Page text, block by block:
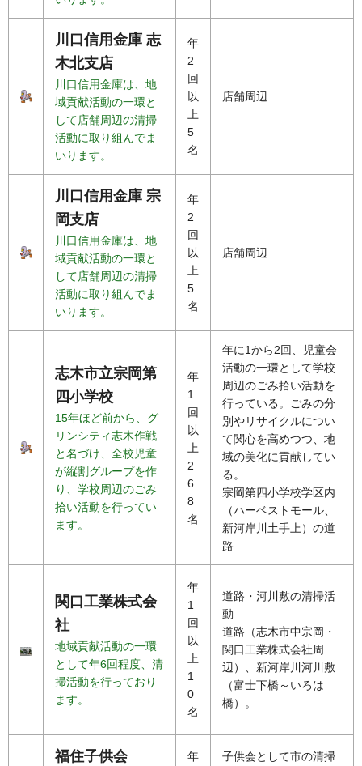
川口信用金庫 志
木北支店
川口信用金庫は、地
域貢献活動の一環と
して店舗周辺の清掃
活動に取り組んでま
いります。
年
2
回
以
上
5
名
店舗周辺
川口信用金庫 宗
岡支店
川口信用金庫は、地
域貢献活動の一環と
して店舗周辺の清掃
活動に取り組んでま
いります。
年
2
回
以
上
5
名
店舗周辺
志木市立宗岡第
四小学校
15年ほど前から、グ
リンシティ志木作戦
と名づけ、全校児童
が縦割グループを作
り、学校周辺のごみ
拾い活動を行ってい
ます。
年
1
回
以
上
2
6
8
名
年に1から2回、児童会
活動の一環として学校
周辺のごみ拾い活動を
行っている。ごみの分
別やリサイクルについ
て関心を高めつつ、地
域の美化に貢献してい
る。
宗岡第四小学校学区内
（ハーベストモール、
新河岸川土手上）の道
路
関口工業株式会
社
地域貢献活動の一環
として年6回程度、清
掃活動を行っており
ます。
年
1
回
以
上
1
0
名
道路・河川敷の清掃活
動
道路（志木市中宗岡・
関口工業株式会社周
辺）、新河岸川河川敷
（富士下橋～いろは
橋）。
福住子供会
年
子供会として市の清掃